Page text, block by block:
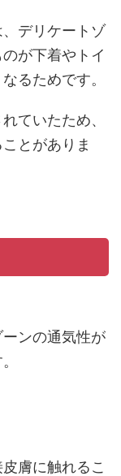
デリケートゾ
が下着やトイ
るためです。
ていたため、
とがありま
ンの通気性が
膚に触れるこ